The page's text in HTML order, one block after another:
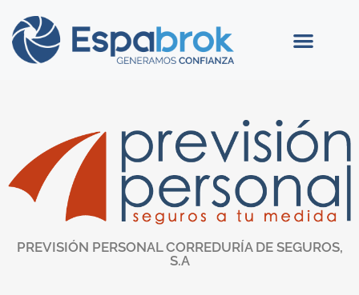
PREVISIÓN PERSONAL CORREDURÍA DE SEGUROS,
S.A